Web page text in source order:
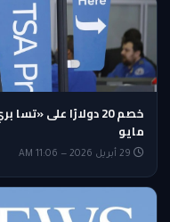
مايو